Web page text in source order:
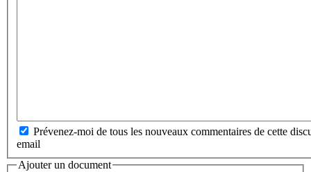
Prévenez-moi de tous les nouveaux commentaires de cette
email
Ajouter un document